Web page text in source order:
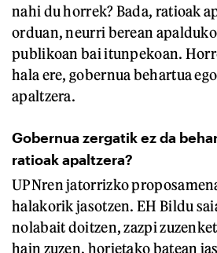
nahi du horrek? Bada, ratioak
orduan, neurri berean
publikoan bai itunpekoan.
hala ere, gobernua behartua
apaltzera.
Gobernua zergatik ez da
ratioak apaltzera?
UPNren jatorrizko
halakorik jasotzen. EH Bildu
nolabait doitzen, zazpi
hain zuzen, horietako batean